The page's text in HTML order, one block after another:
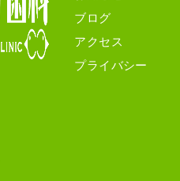
ブログ
アクセス
プライバシー